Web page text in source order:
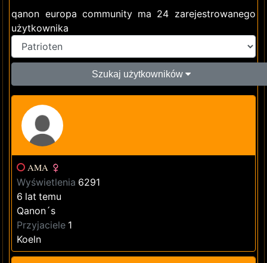
qanon europa community ma 24 zarejestrowanego
użytkownika
Szukaj użytkowników
AMA
Wyświetlenia 6291
6 lat temu
Qanon´s
Przyjaciele 1
Koeln